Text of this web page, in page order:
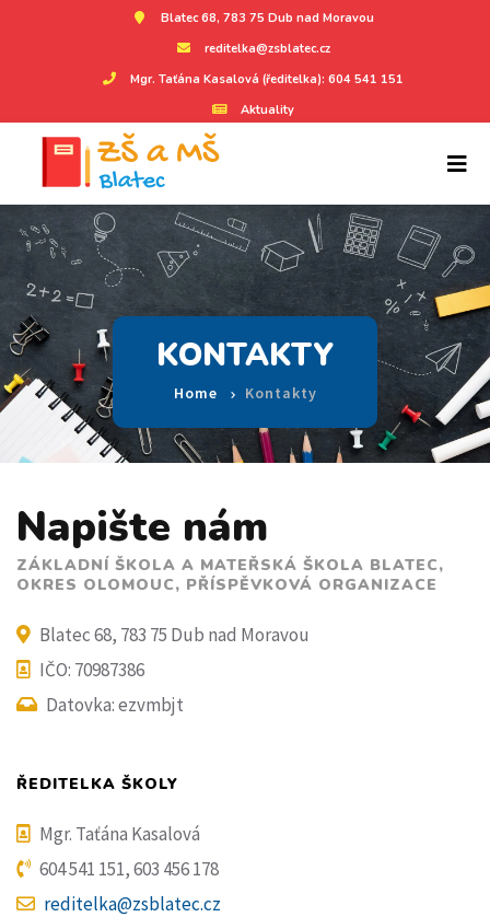
Blatec 68, 783 75 Dub nad Moravou
reditelka@zsblatec.cz
Mgr. Taťána Kasalová (ředitelka): 604 541 151
Aktuality
KONTAKTY
Home Kontakty
Napište nám
ZÁKLADNÍ ŠKOLA A MATEŘSKÁ ŠKOLA BLATEC,
OKRES OLOMOUC, PŘÍSPĚVKOVÁ ORGANIZACE
Blatec 68, 783 75 Dub nad Moravou
IČO: 70987386
Datovka: ezvmbjt
ŘEDITELKA ŠKOLY
Mgr. Taťána Kasalová
604 541 151, 603 456 178
reditelka@zsblatec.cz